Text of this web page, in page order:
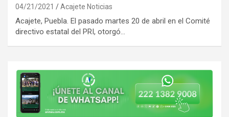
04/21/2021 Acajete Noticias
Acajete, Puebla. El pasado martes 20 de abril en el Comité
directivo estatal del PRI, otorgó…